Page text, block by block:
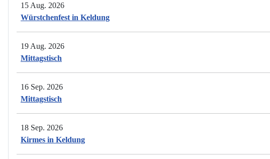
15 Aug. 2026
Würstchenfest in Keldung
19 Aug. 2026
Mittagstisch
16 Sep. 2026
Mittagstisch
18 Sep. 2026
Kirmes in Keldung